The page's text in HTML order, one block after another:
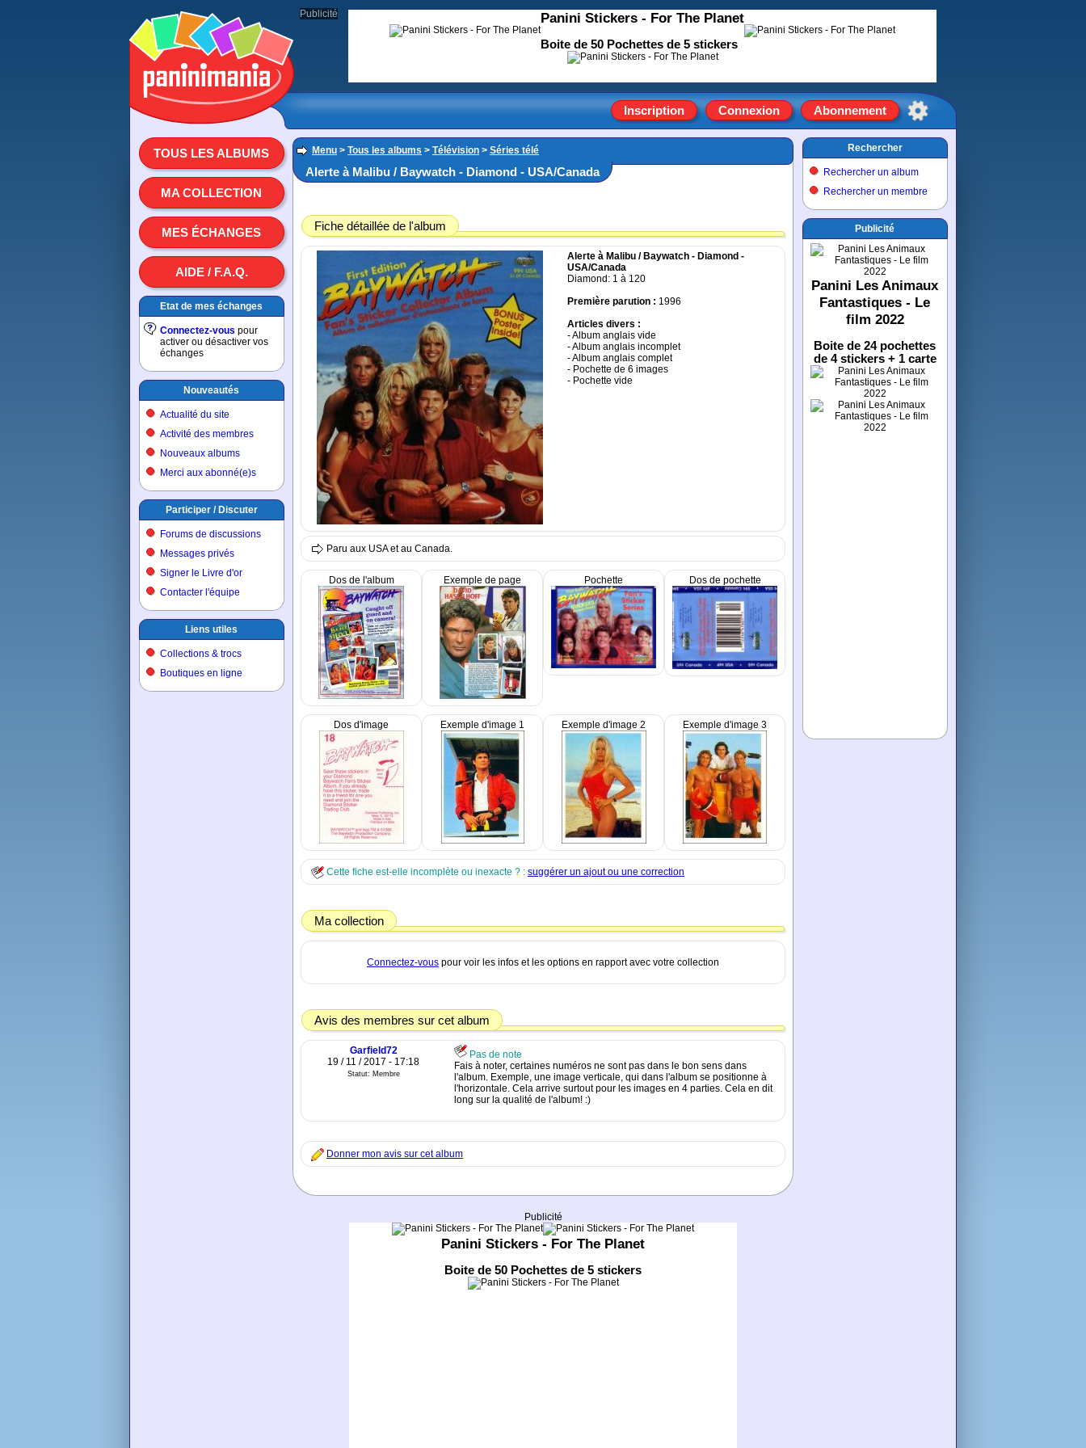
Inscription Connexion Abonnement
TOUS LES ALBUMS
MA COLLECTION
MES ÉCHANGES
AIDE / F.A.Q.
Etat de mes échanges
Connectez-vous pour
activer ou désactiver vos
échanges
Nouveautés
Actualité du site
Activité des membres
Nouveaux albums
Merci aux abonné(e)s
Participer / Discuter
Forums de discussions
Messages privés
Signer le Livre d'or
Contacter l'équipe
Liens utiles
Collections & trocs
Boutiques en ligne
Menu > Tous les albums > Télévision > Séries télé
Alerte à Malibu / Baywatch - Diamond - USA/Canada
Fiche détaillée de l'album
Alerte à Malibu / Baywatch - Diamond -
USA/Canada
Diamond: 1 à 120
Première parution : 1996
Articles divers :
- Album anglais vide
- Album anglais incomplet
- Album anglais complet
- Pochette de 6 images
- Pochette vide
Paru aux USA et au Canada.
Dos de l'album Exemple de page Pochette Dos de pochette
Dos d'image Exemple d'image 1 Exemple d'image 2 Exemple d'image 3
Cette fiche est-elle incomplète ou inexacte ? : suggérer un ajout ou une correction
Ma collection
Connectez-vous pour voir les infos et les options en rapport avec votre collection
Avis des membres sur cet album
Garfield72
19 / 11 / 2017 - 17:18
Statut: Membre
Pas de note
Fais à noter, certaines numéros ne sont pas dans le bon sens dans
l'album. Exemple, une image verticale, qui dans l'album se positionne à
l'horizontale. Cela arrive surtout pour les images en 4 parties. Cela en dit
long sur la qualité de l'album! :)
Donner mon avis sur cet album
Publicité
Panini Stickers - For The Planet
Boite de 50 Pochettes de 5 stickers
Rechercher
Rechercher un album
Rechercher un membre
Publicité
Panini Les Animaux
Fantastiques - Le
film 2022
Boite de 24 pochettes
de 4 stickers + 1 carte
Publicité Panini Stickers - For The Planet
Boite de 50 Pochettes de 5 stickers